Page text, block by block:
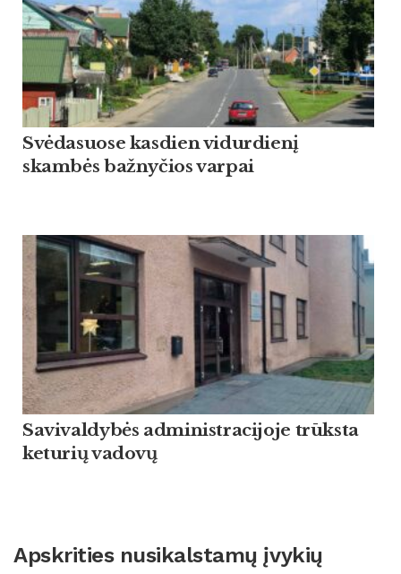
Svėdasuose kasdien vidurdienį
skambės bažnyčios varpai
Savivaldybės administracijoje trūksta
keturių vadovų
Apskrities nusikalstamų įvykių